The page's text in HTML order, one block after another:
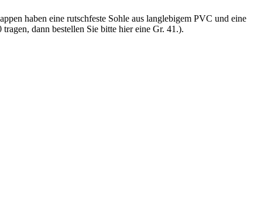
haben eine rutschfeste Sohle aus langlebigem PVC und eine
dann bestellen Sie bitte hier eine Gr. 41.).